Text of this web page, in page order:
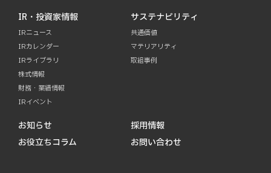
IR・投資家情報
IRニュース
IRカレンダー
IRライブラリ
株式情報
財務・業績情報
IRイベント
サステナビリティ
共通価値
マテリアリティ
取組事例
お知らせ
お役立ちコラム
採用情報
お問い合わせ